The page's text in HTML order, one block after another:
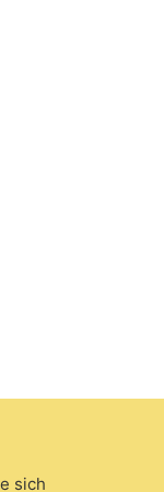
sich